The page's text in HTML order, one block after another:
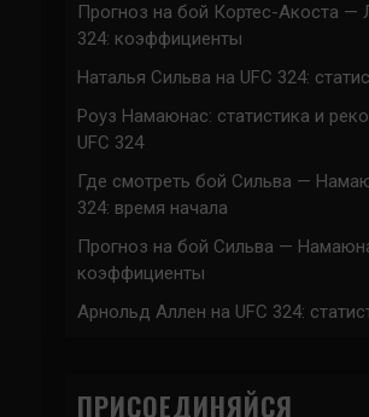
Прогноз на бой Кортес-Акоста —
324: коэффициенты
Наталья Сильва на UFC 324:
Роуз Намаюнас: статистика и
UFC 324
Где смотреть бой Сильва —
324: время начала
Прогноз на бой Сильва —
коэффициенты
Арнольд Аллен на UFC 324:
ПРИСОЕДИНЯЙСЯ